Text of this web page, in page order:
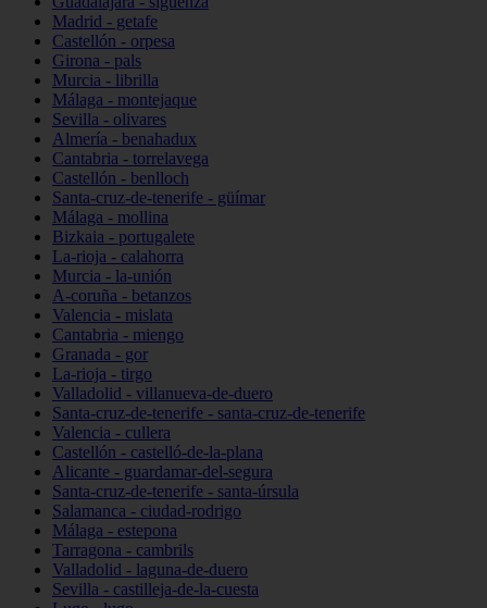
Madrid - getafe
Castellón - orpesa
Girona - pals
Murcia - librilla
Málaga - montejaque
Sevilla - olivares
Almería - benahadux
Cantabria - torrelavega
Castellón - benlloch
Santa-cruz-de-tenerife - güímar
Málaga - mollina
Bizkaia - portugalete
La-rioja - calahorra
Murcia - la-unión
A-coruña - betanzos
Valencia - mislata
Cantabria - miengo
Granada - gor
La-rioja - tirgo
Valladolid - villanueva-de-duero
Santa-cruz-de-tenerife - santa-cruz-de-tenerife
Valencia - cullera
Castellón - castelló-de-la-plana
Alicante - guardamar-del-segura
Santa-cruz-de-tenerife - santa-úrsula
Salamanca - ciudad-rodrigo
Málaga - estepona
Tarragona - cambrils
Valladolid - laguna-de-duero
Sevilla - castilleja-de-la-cuesta